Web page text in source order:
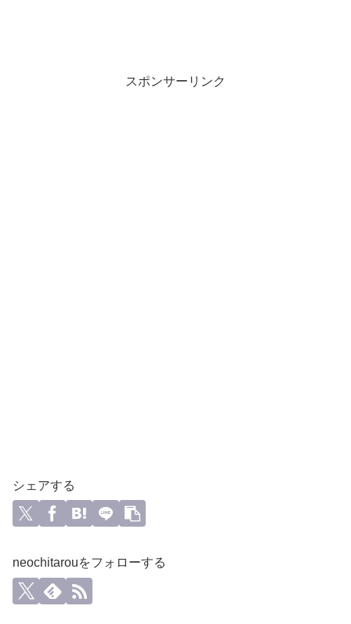
スポンサーリンク
シェアする
neochitarouをフォローする